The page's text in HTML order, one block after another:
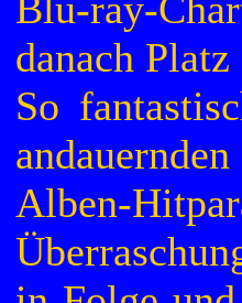
danach
So
Alben-